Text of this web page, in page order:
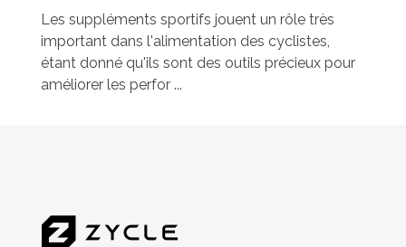
Les suppléments sportifs jouent un rôle très
important dans l'alimentation des cyclistes,
étant donné qu'ils sont des outils précieux pour
améliorer les perfor ...